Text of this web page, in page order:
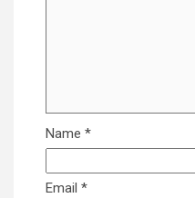
Name *
Email *